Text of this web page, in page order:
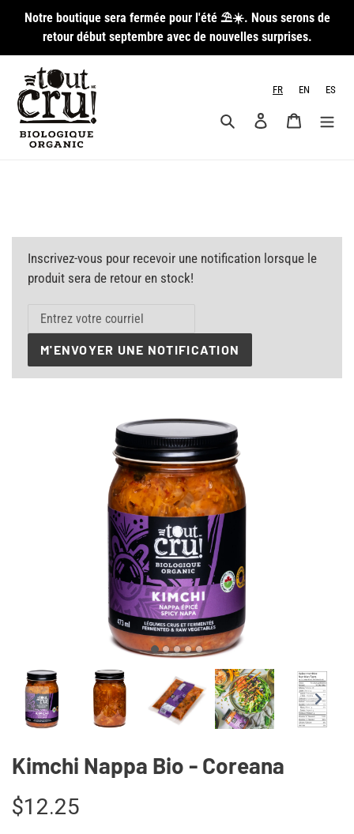
Passer
contenu
Notre boutique sera fermée pour l'été ⛱️☀️. Nous serons de
retour début septembre avec de nouvelles surprises.
FR EN ES
RechercherSe connecter
Panier
Inscrivez-vous pour recevoir une notification lorsque le
produit sera de retour en stock!
M'ENVOYER UNE NOTIFICATION
Kimchi Nappa Bio - Coreana
$12.25